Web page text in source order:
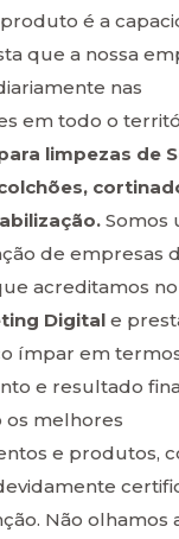
é a
que a nossa
nas
em todo o
limpezas de
Somos
de empresas
acreditamos
Digital e
ímpar em
e resultado
os melhores
e produtos,
Não olhamos